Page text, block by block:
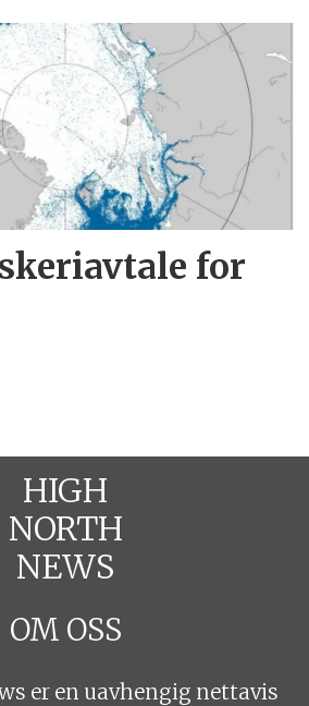
for
HIGH
NORTH
NEWS
OM OSS
er en uavhengig nettavis